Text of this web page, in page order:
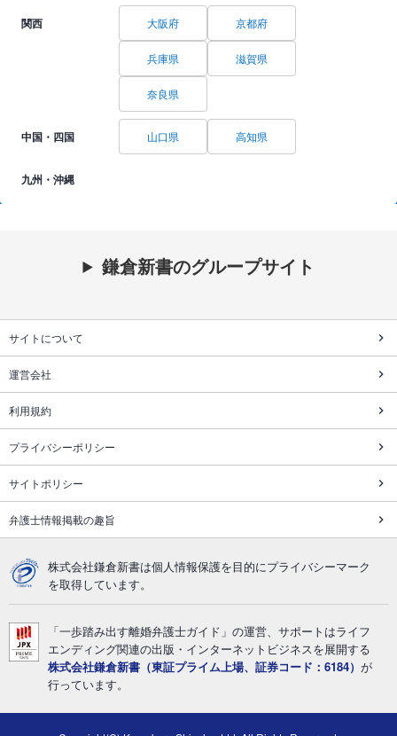
関西 大阪府 京都府
兵庫県 滋賀県
奈良県
中国・四国 山口県 高知県
九州・沖縄
鎌倉新書のグループサイト
サイトについて
運営会社
利用規約
プライバシーポリシー
サイトポリシー
弁護士情報掲載の趣旨
株式会社鎌倉新書は個人情報保護を目的にプライバシーマーク
を取得しています。
「一歩踏み出す離婚弁護士ガイド」の運営、サポートはライフ
エンディング関連の出版・インターネットビジネスを展開する
株式会社鎌倉新書（東証プライム上場、証券コード：6184） が
行っています。